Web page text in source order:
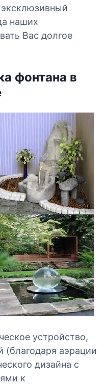
наших
Вас долгое
фонтана в
устройство,
(благодаря аэрации
дизайна с
к